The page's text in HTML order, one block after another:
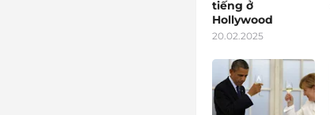
tiếng ở
Hollywood
20.02.2025